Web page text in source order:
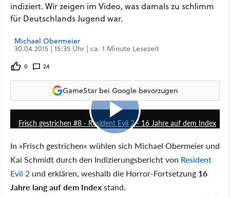
indiziert. Wir zeigen im Video, was damals zu schlimm
für Deutschlands Jugend war.
Michael Obermeier
30.04.2015 | 15:35 Uhr | ca. 1 Minute Lesezeit
0 24
GameStar bei Google bevorzugen
15:04
Frisch gestrichen #8 - Resident Evil 2 - 16 Jahre auf dem Index
In »Frisch gestrichen« wühlen sich Michael Obermeier und
Kai Schmidt durch den Indizierungsbericht von Resident
Evil 2 und erklären, weshalb die Horror-Fortsetzung 16
Jahre lang auf dem Indexstand.